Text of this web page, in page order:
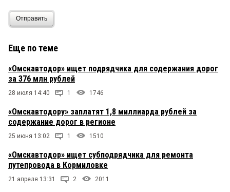
Отправить
Еще по теме
«Омскавтодор» ищет подрядчика для содержания дорог
за 376 млн рублей
28 июля 14:40 1 1746
«Омскавтодору» заплатят 1,8 миллиарда рублей за
содержание дорог в регионе
25 июня 13:02 1 1510
«Омскавтодор» ищет субподрядчика для ремонта
путепровода в Кормиловке
21 апреля 13:31 2 2011